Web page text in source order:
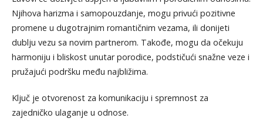
Njihova harizma i samopouzdanje, mogu privući pozitivne
promene u dugotrajnim romantičnim vezama, ili donijeti
dublju vezu sa novim partnerom. Takođe, mogu da očekuju
harmoniju i bliskost unutar porodice, podstičući snažne veze i
pružajući podršku među najbližima.
Ključ je otvorenost za komunikaciju i spremnost za
zajedničko ulaganje u odnose.